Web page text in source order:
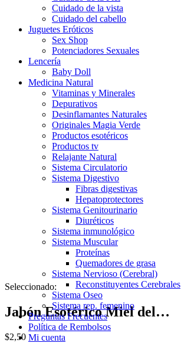
Cuidado de la vista
Cuidado del cabello
Juguetes Eróticos
Sex Shop
Potenciadores Sexuales
Lencería
Baby Doll
Medicina Natural
Vitaminas y Minerales
Depurativos
Desinflamantes Naturales
Originales Magia Verde
Productos esotéricos
Productos tv
Relajante Natural
Sistema Circulatorio
Sistema Digestivo
Fibras digestivas
Hepatoprotectores
Sistema Genitourinario
Diuréticos
Sistema inmunológico
Sistema Muscular
Proteínas
Quemadores de grasa
Sistema Nervioso (Cerebral)
Reconstituyentes Cerebrales
Sistema Oseo
Sistema rep. femenino
Preguntas Frecuentes
Política de Rembolsos
Mi cuenta
Seleccionado:
Jabón Esotérico Miel del…
$2,50